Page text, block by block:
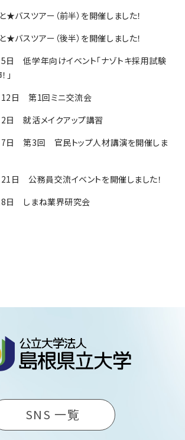
★バスツアー（前半）を開催しました！
★バスツアー（後半）を開催しました！
日 低学年向けイベント「ナゾトキ採用試験
」
日 第1回ミニ交流会
日 就活メイクアップ講習
日 第3回 官民トップ人材講演を開催しま
日 公務員交流イベントを開催しました！
日 しまね業界研究会
SNS 一覧